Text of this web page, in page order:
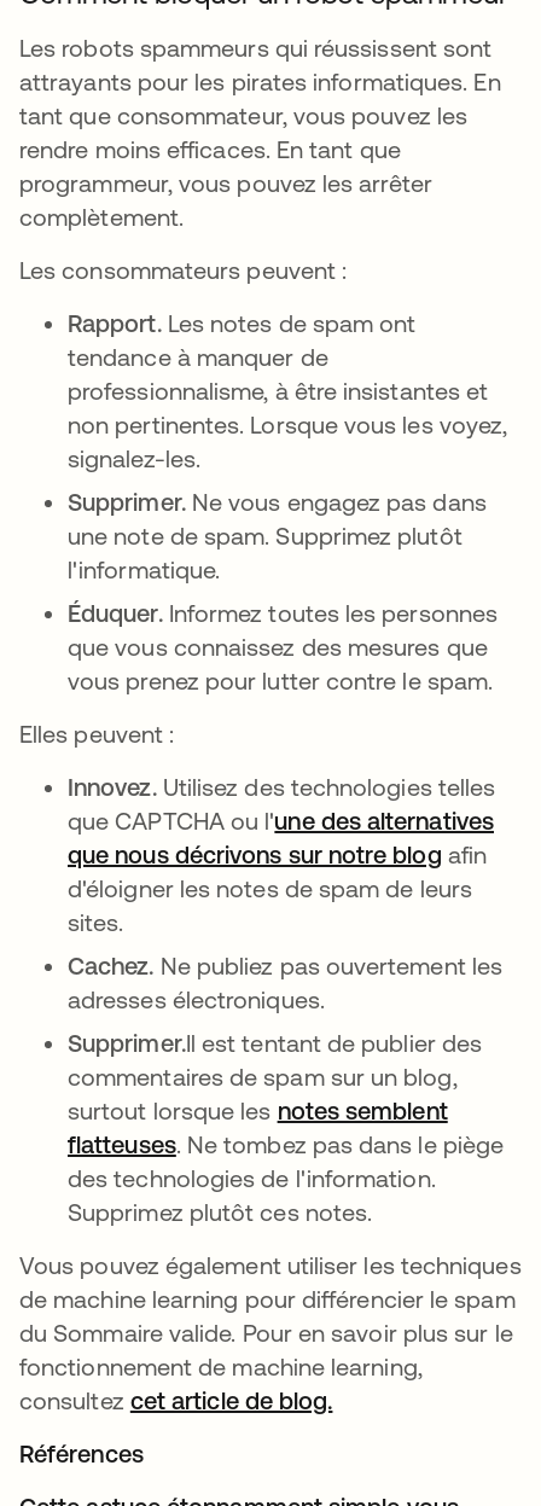
Les robots spammeurs qui réussissent sont
attrayants pour les pirates informatiques. En
tant que consommateur, vous pouvez les
rendre moins efficaces. En tant que
programmeur, vous pouvez les arrêter
complètement.
Les consommateurs peuvent :
Rapport. Les notes de spam ont
tendance à manquer de
professionnalisme, à être insistantes et
non pertinentes. Lorsque vous les voyez,
signalez-les.
Supprimer. Ne vous engagez pas dans
une note de spam. Supprimez plutôt
l'informatique.
Éduquer. Informez toutes les personnes
que vous connaissez des mesures que
vous prenez pour lutter contre le spam.
Elles peuvent :
Innovez. Utilisez des technologies telles
que CAPTCHA ou l'une des alternatives
que nous décrivons sur notre blog afin
d'éloigner les notes de spam de leurs
sites.
Cachez. Ne publiez pas ouvertement les
adresses électroniques.
Supprimer.Il est tentant de publier des
commentaires de spam sur un blog,
surtout lorsque les notes semblent
flatteusess’ouvre dans un nouvel onglet
. Ne tombez pas dans le piège
des technologies de l'information.
Supprimez plutôt ces notes.
Vous pouvez également utiliser les techniques
de machine learning pour différencier le spam
du Sommaire valide. Pour en savoir plus sur le
fonctionnement de machine learning,
consultez cet article de blog.
Références